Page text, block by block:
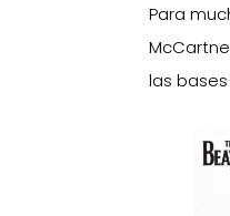
Para
las